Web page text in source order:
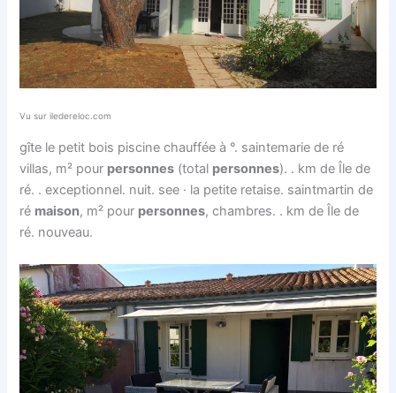
Vu sur iledereloc.com
gîte le petit bois piscine chauffée à °. saintemarie de ré
villas, m² pour personnes (total personnes). . km de Île de
ré. . exceptionnel. nuit. see · la petite retaise. saintmartin de
ré maison, m² pour personnes, chambres. . km de Île de
ré. nouveau.